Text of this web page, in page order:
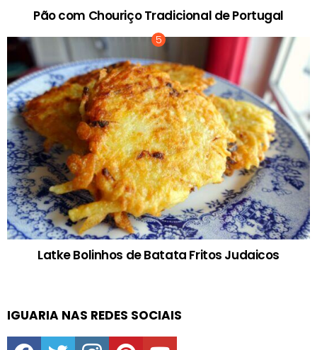
Pão com Chouriço Tradicional de Portugal
Latke Bolinhos de Batata Fritos Judaicos
IGUARIA NAS REDES SOCIAIS
facebooktwitter instagrampinterestyoutube